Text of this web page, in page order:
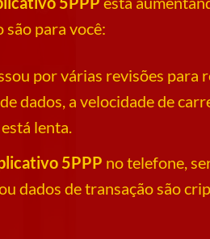
são para você:
por várias revisões
dados, a velocidade de
lenta.
5PPP no telefone,
dados de transação são